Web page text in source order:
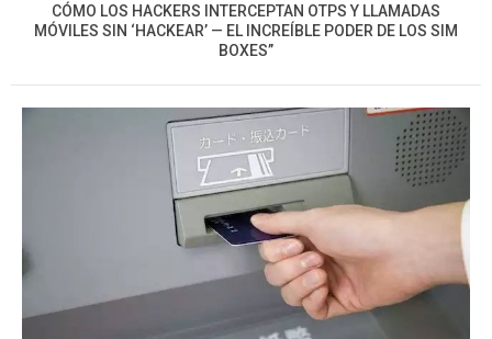
CÓMO LOS HACKERS INTERCEPTAN OTPS Y LLAMADAS
MÓVILES SIN ‘HACKEAR’ — EL INCREÍBLE PODER DE LOS SIM
BOXES”